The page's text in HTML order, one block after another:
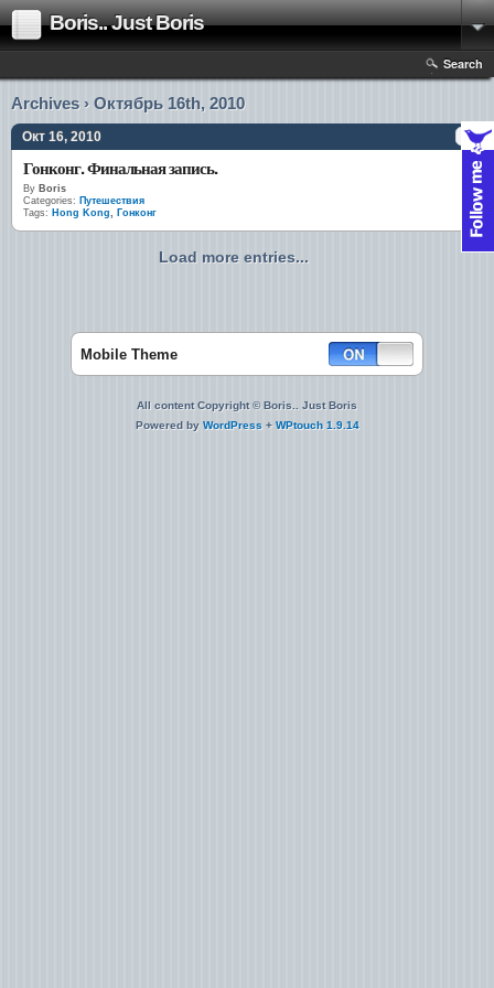
Boris.. Just Boris
Search
Archives › Октябрь 16th, 2010
Окт 16, 2010
Гонконг. Финальная запись.
By Boris
Categories: Путешествия
Tags: Hong Kong, Гонконг
Load more entries...
Mobile Theme
All content Copyright © Boris.. Just Boris
Powered by WordPress + WPtouch 1.9.14